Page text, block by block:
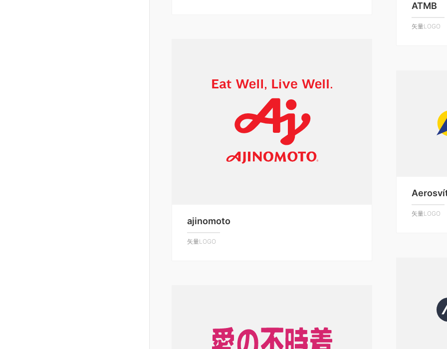
ATMB
矢量LOGO
ajinomoto
矢量LOGO
矢量LOGO